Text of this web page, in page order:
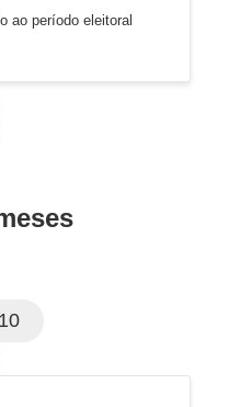
ao período eleitoral